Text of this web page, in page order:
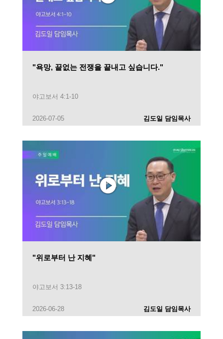
"욕망, 끝없는 전쟁을 끝내고 싶습니다."
야고보서 4:1-10
2026-07-05 김도일 담임목사
"위로부터 난 지혜"
야고보서 3:13-18
2026-06-28 김도일 담임목사